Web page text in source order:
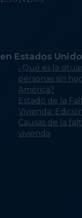
Estados
¿Qué es la
personas sin
América?
Estado de la
Vivienda:
Causas de la
vivienda